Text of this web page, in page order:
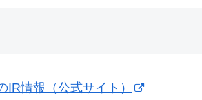
IR情報（公式サイト）